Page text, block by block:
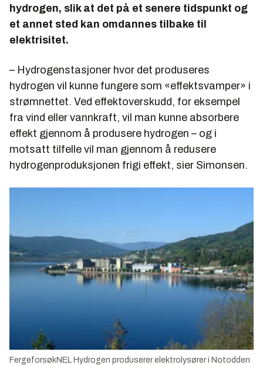
hydrogen, slik at det på et senere tidspunkt og
et annet sted kan omdannes tilbake til
elektrisitet.
– Hydrogenstasjoner hvor det produseres
hydrogen vil kunne fungere som «effektsvamper» i
strømnettet. Ved effektoverskudd, for eksempel
fra vind eller vannkraft, vil man kunne absorbere
effekt gjennom å produsere hydrogen – og i
motsatt tilfelle vil man gjennom å redusere
hydrogenproduksjonen frigi effekt, sier Simonsen.
FergeforsøkNEL Hydrogen produserer elektrolysører i Notodden